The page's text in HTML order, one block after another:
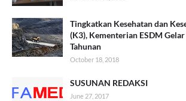
Tingkatkan Kesehatan dan
(K3), Kementerian ESDM
Tahunan
October 18, 2018
SUSUNAN REDAKSI
June 27, 2017